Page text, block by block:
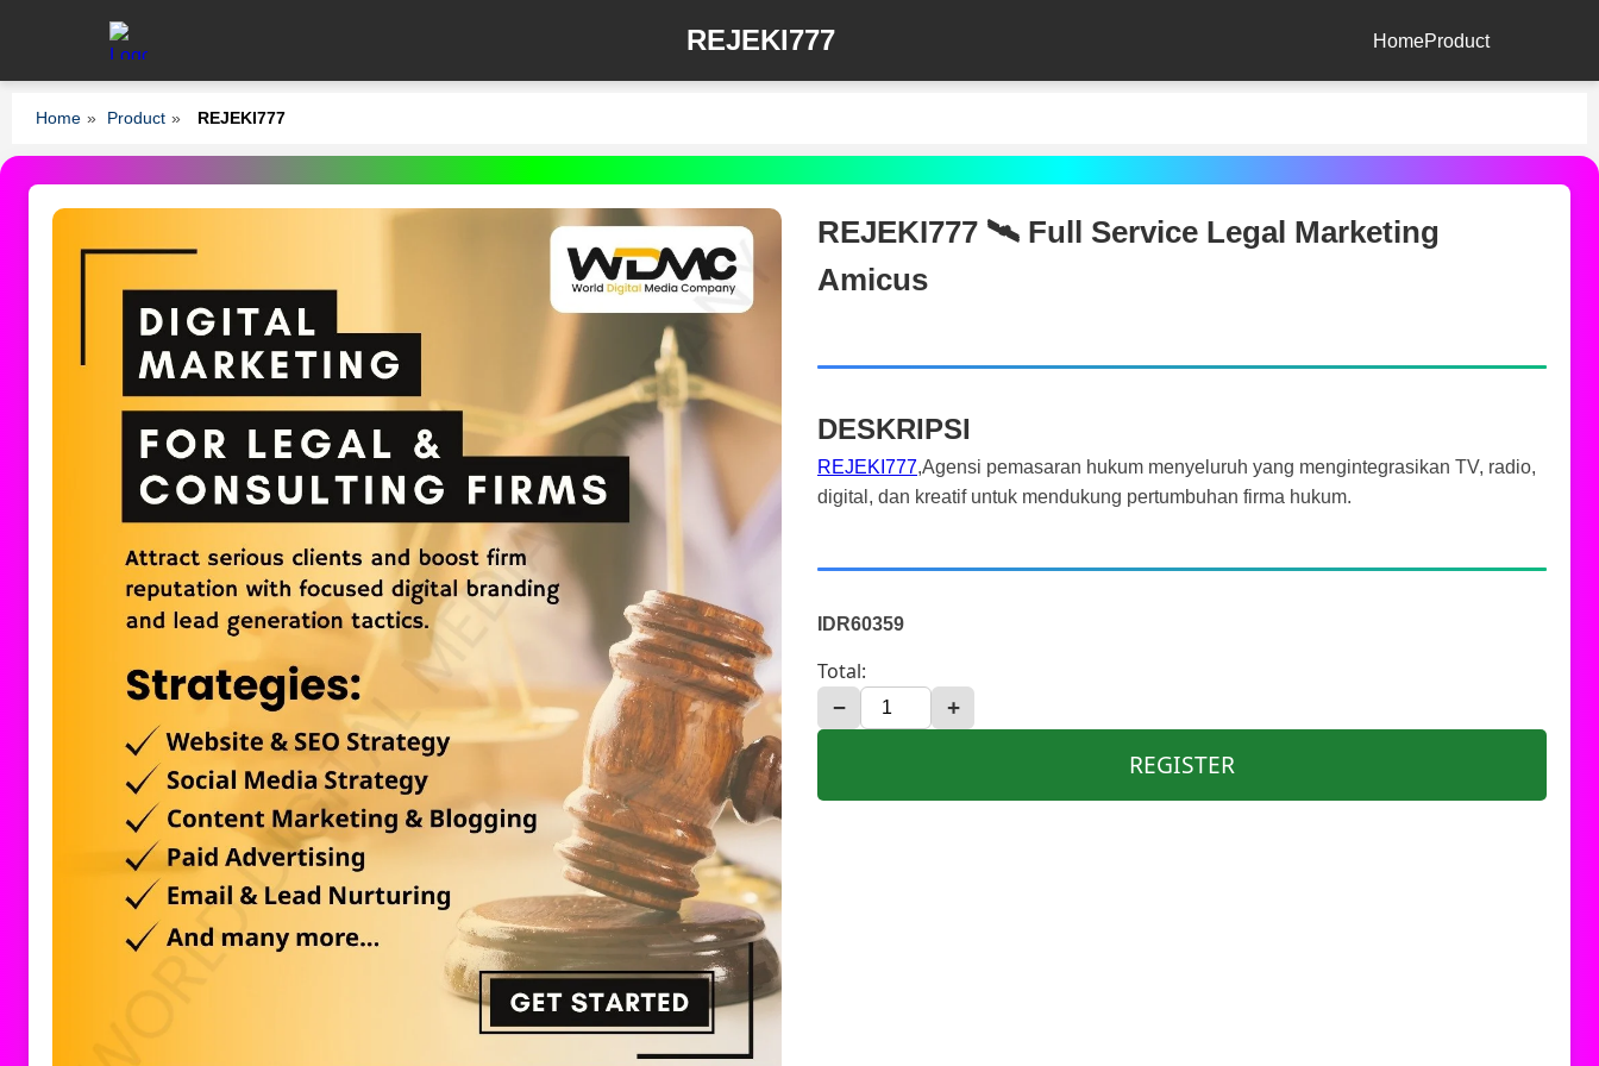
REJEKI777 HomeProduct
Home » Product » REJEKI777
REJEKI777 🛰️‍ Full Service Legal Marketing
Amicus
DESKRIPSI
REJEKI777,Agensi pemasaran hukum menyeluruh yang mengintegrasikan TV, radio,
digital, dan kreatif untuk mendukung pertumbuhan firma hukum.
IDR60359
Total:
− +
REGISTER